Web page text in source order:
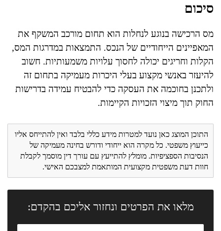
סיכום
מס הרכישה בנוגע לנחלות הוא תחום מורכב המשקף את
המאפיינים הייחודיים של הנכס. התמצאות במדרגות המס,
הקלות וחריגים יכולה לחסוך עלויות משמעותיות. חשוב
להיעזר באנשי מקצוע בעלי היכרות מעמיקה בתחום זה
ולתכנן בחוכמה את העסקה כדי להבטיח עמידה בדרישות
החוק תוך מיצוי הזכויות הקיימות.
התוכן המוצג כאן נועד למטרות מידע כללי בלבד ואין להתייחס אליו
כייעוץ משפטי. כל מקרה הוא ייחודי ודורש בחינה מעמיקה של
הנסיבות הספציפיות. מומלץ להתייעץ עם עורך דין מוסמך לקבלת
חוות דעת משפטית מקצועית המותאמת למצבכם האישי.
מלאו את הפרטים ונחזור אליכם בהקדם: